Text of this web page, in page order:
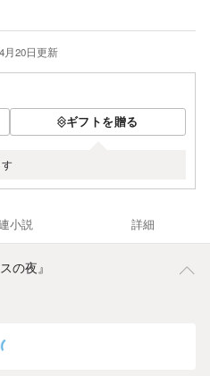
月20日更新
ギフトを贈る
小説 詳細
の夜』